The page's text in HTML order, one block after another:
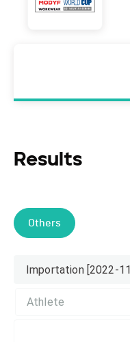
Results
Others
Importation [2022-
Athlete